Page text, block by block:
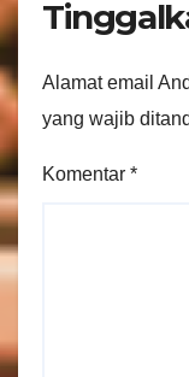
Alamat email
yang wajib
Komentar *